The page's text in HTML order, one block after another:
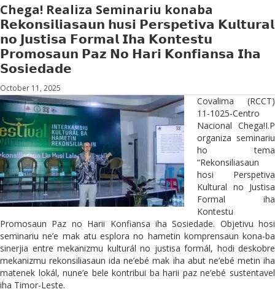
Chega! Realiza Seminariu konaba
𝗥𝗲𝗸𝗼𝗻𝘀𝗶𝗹𝗶𝗮𝘀𝗮𝘂𝗻 𝗵u𝘀𝗶 𝗣𝗲𝗿𝘀𝗽𝗲𝘁𝗶𝘃𝗮 𝗞𝘂𝗹𝘁𝘂𝗿𝗮𝗹
𝗻𝗼 𝗝𝘂𝘀𝘁𝗶𝘀𝗮 𝗙𝗼𝗿𝗺𝗮𝗹 𝗜𝗵𝗮 𝗞𝗼𝗻𝘁𝗲𝘀𝘁𝘂
𝗣𝗿𝗼𝗺𝗼𝘀𝗮𝘂𝗻 𝗣𝗮𝘇 𝗡𝗼 𝗛𝗮𝗿𝗶 𝗞𝗼𝗻𝗳𝗶𝗮𝗻𝘀𝗮 𝗜𝗵𝗮
𝗦𝗼𝘀𝗶𝗲𝗱𝗮𝗱𝗲
October 11, 2025
Covalima (RCCT)
11-1025-Centro
Nacional Chega!I.P
organiza seminariu
ho tema
“Rekonsiliasaun
hosi Perspetiva
Kultural no Justisa
Formal iha
Kontestu
Promosaun Paz no Harii Konfiansa iha Sosiedade. Objetivu hosi
seminariu ne’e mak atu esplora no hametin komprensaun kona-ba
sinerjia entre mekanizmu kulturál no justisa formál, hodi deskobre
mekanizmu rekonsiliasaun ida ne’ebé mak iha abut ne’ebé metin iha
matenek lokál, nune’e bele kontribui ba harii paz ne’ebé sustentavel
iha Timor-Leste.